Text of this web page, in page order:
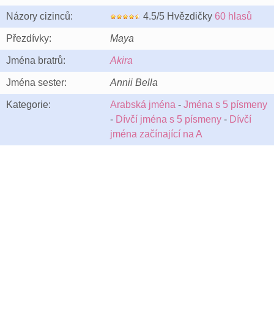
Názory cizinců: 4.5/5 Hvězdičky 60 hlasů
Přezdívky: Maya
Jména bratrů: Akira
Jména sester: Annii Bella
Kategorie: Arabská jména - Jména s 5 písmeny
- Dívčí jména s 5 písmeny - Dívčí
jména začínající na A